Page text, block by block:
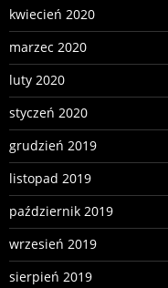
kwiecień 2020
marzec 2020
luty 2020
styczeń 2020
grudzień 2019
listopad 2019
październik 2019
wrzesień 2019
sierpień 2019